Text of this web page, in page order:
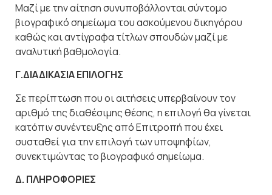
Μαζί με την αίτηση συνυποβάλλονται σύντομο
βιογραφικό σημείωμα του ασκούμενου δικηγόρου
καθώς και αντίγραφα τίτλων σπουδών μαζί με
αναλυτική βαθμολογία.
Γ.ΔΙΑΔΙΚΑΣΙΑ ΕΠΙΛΟΓΗΣ
Σε περίπτωση που οι αιτήσεις υπερβαίνουν τον
αριθμό της διαθέσιμης θέσης, η επιλογή θα γίνεται
κατόπιν συνέντευξης από Επιτροπή που έχει
συσταθεί για την επιλογή των υποψηφίων,
συνεκτιμώντας το βιογραφικό σημείωμα.
Δ. ΠΛΗΡΟΦΟΡΙΕΣ